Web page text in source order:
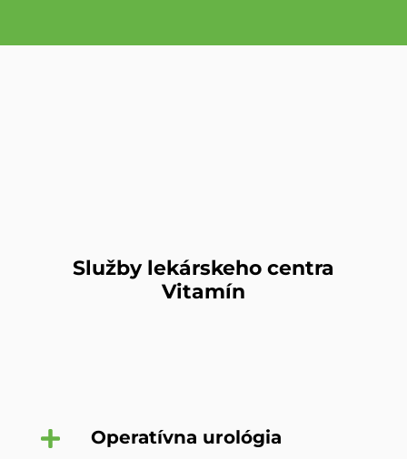
Služby lekárskeho centra
Vitamín
Operatívna urológia